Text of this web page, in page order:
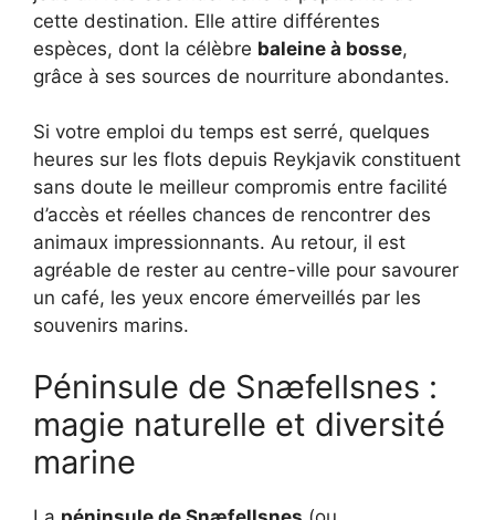
cette destination. Elle attire différentes
espèces, dont la célèbre baleine à bosse,
grâce à ses sources de nourriture abondantes.
Si votre emploi du temps est serré, quelques
heures sur les flots depuis Reykjavik constituent
sans doute le meilleur compromis entre facilité
d’accès et réelles chances de rencontrer des
animaux impressionnants. Au retour, il est
agréable de rester au centre-ville pour savourer
un café, les yeux encore émerveillés par les
souvenirs marins.
Péninsule de Snæfellsnes :
magie naturelle et diversité
marine